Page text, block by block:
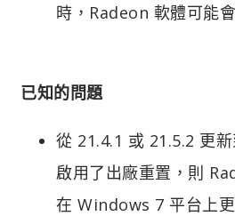
時，Radeon 軟體可能
已知的問題
從 21.4.1 或 21.5.2 更
啟用了出廠重置，則
在 Windows 7 平台上